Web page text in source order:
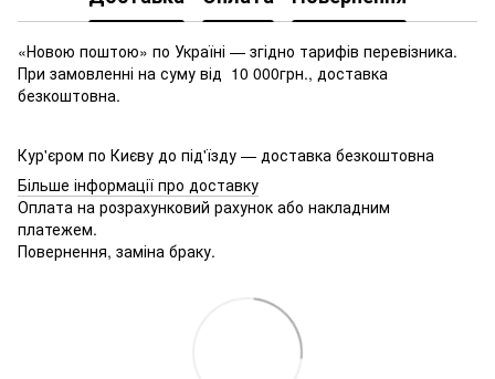
«Новою поштою» по Україні — згідно тарифів перевізника.
При замовленні на суму від 10 000грн., доставка
безкоштовна.
Кур'єром по Києву до під'їзду — доставка безкоштовна
Більше інформації про доставку
Оплата на розрахунковий рахунок або накладним
платежем.
Повернення, заміна браку.